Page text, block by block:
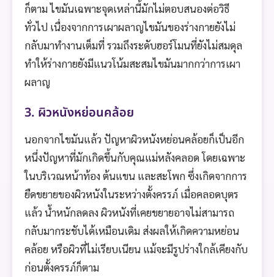
ก็ตาม ไขมันเฉพาะจุดเหล่านี้มักไม่ตอบสนองต่อวิธี
ทั่วไป เนื่องจากการเผาผลาญไขมันของร่างกายยังไม่
กลับมาทำงานเต็มที่ รวมถึงระดับฮอร์โมนที่ยังไม่สมดุล
ทำให้ร่างกายยังมีแนวโน้มสะสมไขมันมากกว่าการเผา
ผลาญ
3. ผิวหนังหย่อนคล้อย
นอกจากไขมันแล้ว ปัญหาผิวหนังหย่อนคล้อยก็เป็นอีก
หนึ่งปัญหาที่มักเกิดขึ้นกับคุณแม่หลังคลอด โดยเฉพาะ
ในบริเวณหน้าท้อง ต้นแขน และสะโพก ซึ่งเกิดจากการ
ยืดขยายของผิวหนังในระหว่างตั้งครรภ์ เมื่อคลอดบุตร
แล้ว น้ำหนักลดลง ผิวหนังที่เคยขยายอาจไม่สามารถ
กลับมากระชับได้เหมือนเดิม ส่งผลให้เกิดความหย่อน
คล้อย หรือผิวที่ไม่เรียบเนียน แม้จะมีรูปร่างใกล้เคียงกับ
ก่อนตั้งครรภ์ก็ตาม